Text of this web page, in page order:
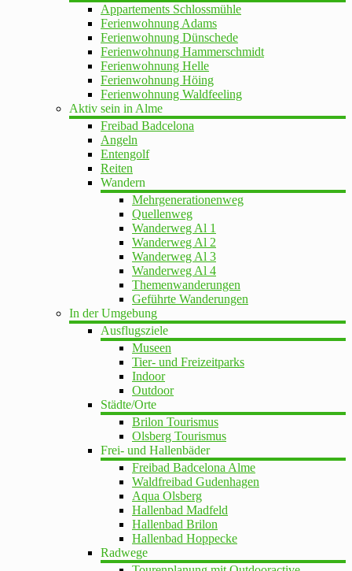
Appartements Schlossmühle
Ferienwohnung Adams
Ferienwohnung Dünschede
Ferienwohnung Hammerschmidt
Ferienwohnung Helle
Ferienwohnung Höing
Ferienwohnung Waldfeeling
Aktiv sein in Alme
Freibad Badcelona
Angeln
Entengolf
Reiten
Wandern
Mehrgenerationenweg
Quellenweg
Wanderweg Al 1
Wanderweg Al 2
Wanderweg Al 3
Wanderweg Al 4
Themenwanderungen
Geführte Wanderungen
In der Umgebung
Ausflugsziele
Museen
Tier- und Freizeitparks
Indoor
Outdoor
Städte/Orte
Brilon Tourismus
Olsberg Tourismus
Frei- und Hallenbäder
Freibad Badcelona Alme
Waldfreibad Gudenhagen
Aqua Olsberg
Hallenbad Madfeld
Hallenbad Brilon
Hallenbad Hoppecke
Radwege